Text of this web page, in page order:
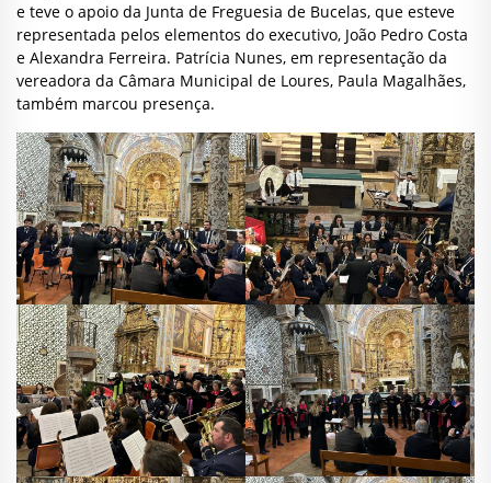
e teve o apoio da Junta de Freguesia de Bucelas, que esteve
representada pelos elementos do executivo, João Pedro Costa
e Alexandra Ferreira. Patrícia Nunes, em representação da
vereadora da Câmara Municipal de Loures, Paula Magalhães,
também marcou presença.